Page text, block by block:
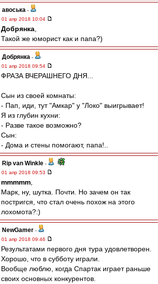
авоська -
01 апр 2018 10:04
Добрянка
Такой же юморист как и папа?)
Добрянка -
01 апр 2018 09:54
ФРАЗА ВЧЕРАШНЕГО ДНЯ...
Сын из своей комнаты:
- Пап, иди, тут "Амкар" у "Локо" выигрывает!
Я из глубин кухни:
- Разве такое возможно?
Сын:
- Дома и стены помогают, папа!..
Rip van Winkle -
01 апр 2018 09:53
mmmmm
Марк, ну, шутка. Почти. Но зачем он так
постригся, что стал очень похож на этого
лохомота?:)
NewGamer -
01 апр 2018 09:46
Результатами первого дня тура удовлетворен.
Хорошо, что в субботу играли.
Вообще люблю, когда Спартак играет раньше
своих основных конкурентов.